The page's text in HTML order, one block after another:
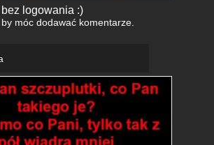
logowania :)
móc dodawać komentarze.